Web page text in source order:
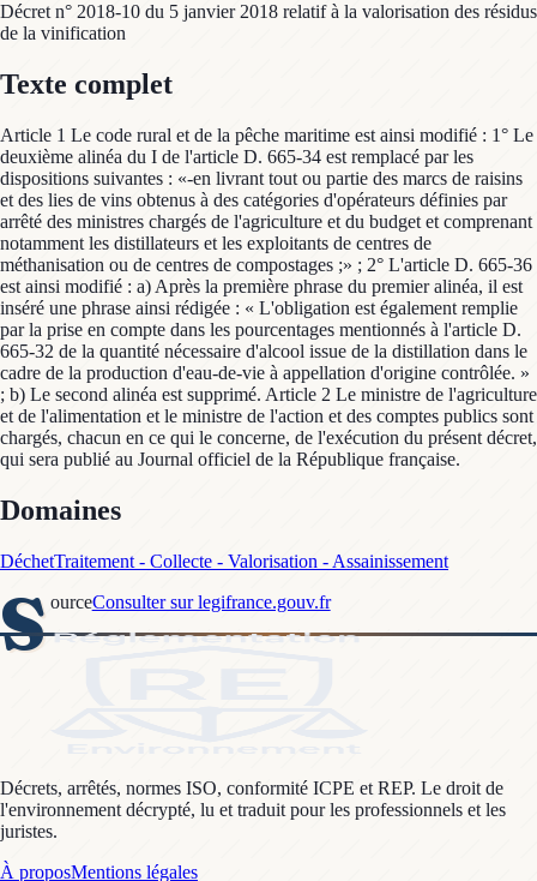
Décret n° 2018-10 du 5 janvier 2018 relatif à la valorisation des résidus
de la vinification
Texte complet
Article 1 Le code rural et de la pêche maritime est ainsi modifié : 1° Le
deuxième alinéa du I de l'article D. 665-34 est remplacé par les
dispositions suivantes : «-en livrant tout ou partie des marcs de raisins
et des lies de vins obtenus à des catégories d'opérateurs définies par
arrêté des ministres chargés de l'agriculture et du budget et comprenant
notamment les distillateurs et les exploitants de centres de
méthanisation ou de centres de compostages ;» ; 2° L'article D. 665-36
est ainsi modifié : a) Après la première phrase du premier alinéa, il est
inséré une phrase ainsi rédigée : « L'obligation est également remplie
par la prise en compte dans les pourcentages mentionnés à l'article D.
665-32 de la quantité nécessaire d'alcool issue de la distillation dans le
cadre de la production d'eau-de-vie à appellation d'origine contrôlée. »
; b) Le second alinéa est supprimé. Article 2 Le ministre de l'agriculture
et de l'alimentation et le ministre de l'action et des comptes publics sont
chargés, chacun en ce qui le concerne, de l'exécution du présent décret,
qui sera publié au Journal officiel de la République française.
Domaines
DéchetTraitement - Collecte - Valorisation - Assainissement
S ourceConsulter sur legifrance.gouv.fr
Décrets, arrêtés, normes ISO, conformité ICPE et REP. Le droit de
l'environnement décrypté, lu et traduit pour les professionnels et les
juristes.
À proposMentions légales